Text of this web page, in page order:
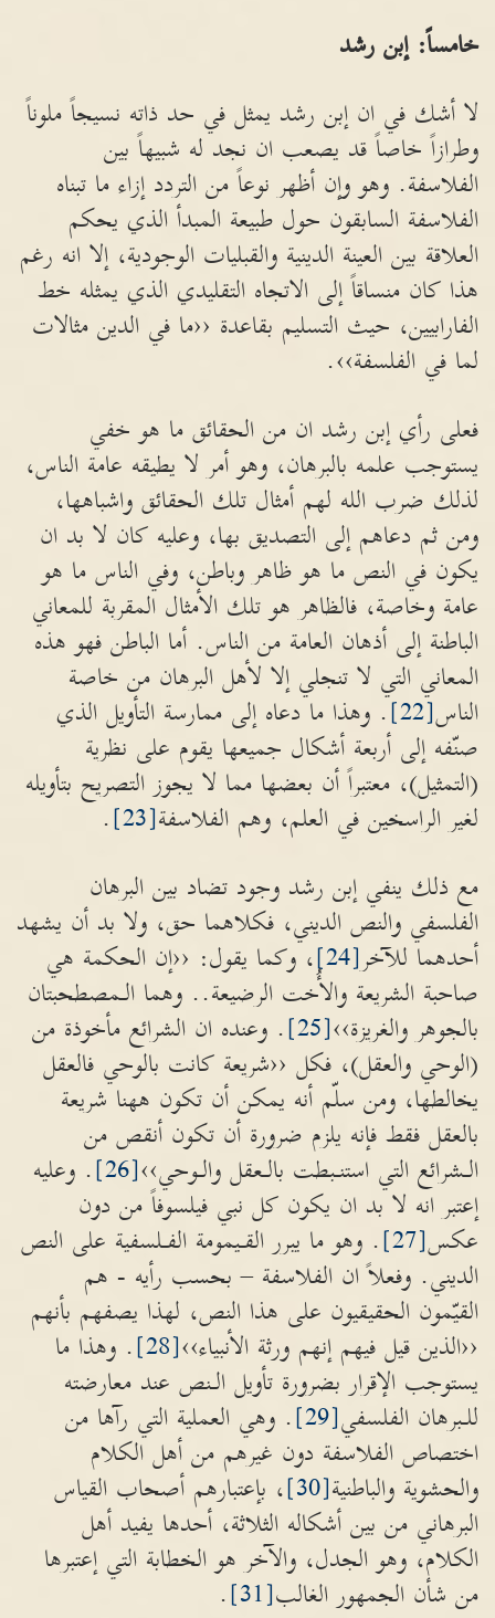
خامساً: إبن رشد
لا أشك في ان إبن رشد يمثل في حد ذاته نسيجاً ملوناً
وطرازاً خاصاً قد يصعب ان نجد له شبيهاً بين
الفلاسفة. وهو وإن أظهر نوعاً من التردد إزاء ما تبناه
الفلاسفة السابقون حول طبيعة المبدأ الذي يحكم
العلاقة بين العينة الدينية والقبليات الوجودية، إلا انه رغم
هذا كان منساقاً إلى الاتجاه التقليدي الذي يمثله خط
الفارابيين، حيث التسليم بقاعدة ‹‹ما في الدين مثالات
لما في الفلسفة››.
فعلى رأي إبن رشد ان من الحقائق ما هو خفي
يستوجب علمه بالبرهان، وهو أمر لا يطيقه عامة الناس،
لذلك ضرب الله لهم أمثال تلك الحقائق واشباهها،
ومن ثم دعاهم إلى التصديق بها، وعليه كان لا بد ان
يكون في النص ما هو ظاهر وباطن، وفي الناس ما هو
عامة وخاصة، فالظاهر هو تلك الأمثال المقربة للمعاني
الباطنة إلى أذهان العامة من الناس. أما الباطن فهو هذه
المعاني التي لا تنجلي إلا لأهل البرهان من خاصة
الناس[22]
. وهذا ما دعاه إلى ممارسة التأويل الذي
صنّفه إلى أربعة أشكال جميعها يقوم على نظرية
(التمثيل)، معتبراً أن بعضها مما لا يجوز التصريح بتأويله
لغير الراسخين في العلم، وهم الفلاسفة[23]
.
مع ذلك ينفي إبن رشد وجود تضاد بين البرهان
الفلسفي والنص الديني، فكلاهما حق، ولا بد أن يشهد
أحدهما للآخر[24]
، وكما يقول: ‹‹إن الحكمة هي
صاحبة الشريعة والأُخت الرضيعة.. وهما الـمصطحبتان
بالجوهر والغريزة››[25]
. وعنده ان الشرائع مأخوذة من
(الوحي والعقل)، فكل ‹‹شريعة كانت بالوحي فالعقل
يخالطها، ومن سلّم أنه يمكن أن تكون ههنا شريعة
بالعقل فقط فإنه يلزم ضرورة أن تكون أنقص من
الـشرائع التي استنـبطت بالـعقل والـوحي››[26]
. وعليه
إعتبر انه لا بد ان يكون كل نبي فيلسوفاً من دون
عكس[27]
. وهو ما يبرر القـيمومة الفـلسفية على النص
الديني. وفعلاً ان الفلاسفة – بحسب رأيه - هم
القيّمون الحقيقيون على هذا النص، لهذا يصفهم بأنهم
‹‹الذين قيل فيهم إنهم ورثة الأنبياء››[28]
. وهذا ما
يستوجب الإقرار بضرورة تأويل الـنص عند معارضته
للـبرهان الفلسفي[29]
. وهي العملية التي رآها من
اختصاص الفلاسفة دون غيرهم من أهل الكلام
والحشوية والباطنية[30]
، بإعتبارهم أصحاب القياس
البرهاني من بين أشكاله الثلاثة، أحدها يفيد أهل
الكلام، وهو الجدل، والآخر هو الخطابة التي إعتبرها
من شأن الجمهور الغالب[31]
.